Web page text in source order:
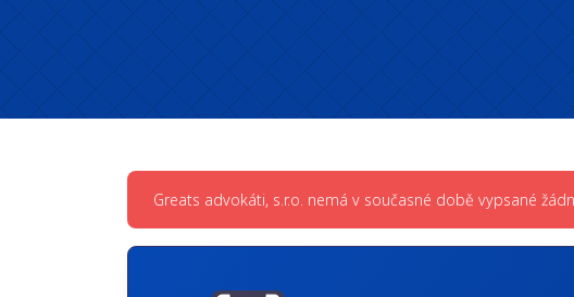
Greats advokáti, s.r.o. nemá v současné době vypsané